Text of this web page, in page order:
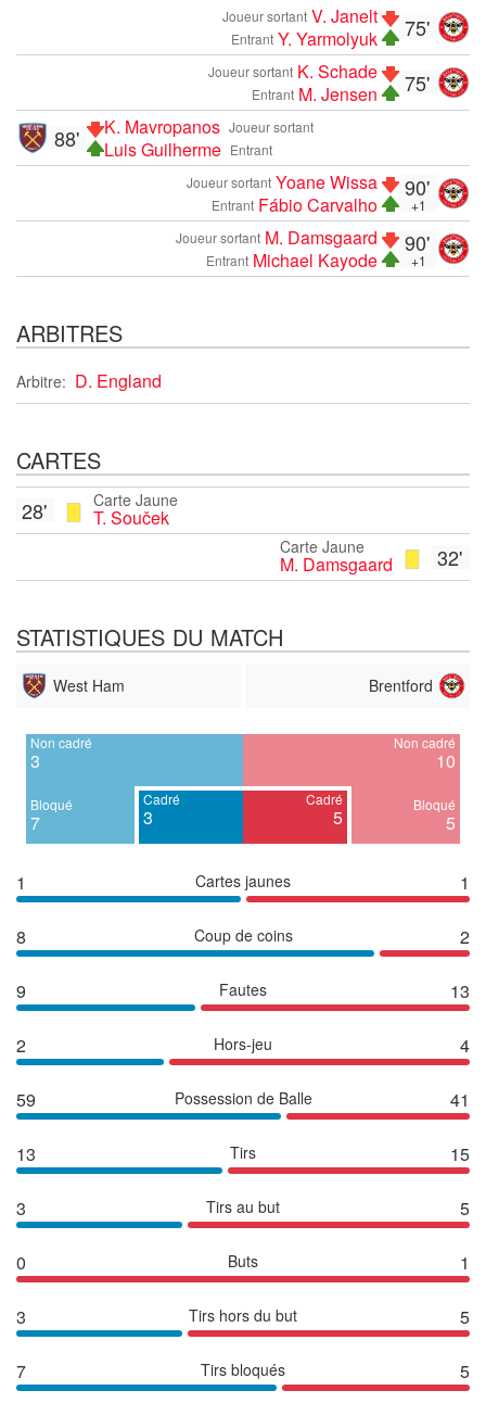
75'
Joueur sortant V. Janelt
Entrant Y. Yarmolyuk
75'
Joueur sortant K. Schade
Entrant M. Jensen
Joueur sortant
K. Mavropanos
Entrant
Luis Guilherme
88'
90'
+1
Joueur sortant Yoane Wissa
Entrant Fábio Carvalho
90'
+1
Joueur sortant M. Damsgaard
Entrant Michael Kayode
ARBITRES
Arbitre: D. England
CARTES
Carte Jaune
T. Souček
28'
32'
Carte Jaune
M. Damsgaard
STATISTIQUES DU MATCH
West Ham Brentford
Non cadré
3
Bloqué
7
Cadré
3
Cadré
5
Non cadré
10
Bloqué
5
1 Cartes jaunes 1
8 Coup de coins 2
9 Fautes 13
2 Hors-jeu 4
59 Possession de Balle 41
13 Tirs 15
3 Tirs au but 5
0 Buts 1
3 Tirs hors du but 5
7 Tirs bloqués 5